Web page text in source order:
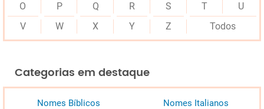
O
P Q R S T
U
V
W X Y Z Todos
Categorias em destaque
Nomes Bíblicos Nomes Italianos